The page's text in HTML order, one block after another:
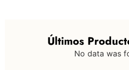
Últimos
No data was